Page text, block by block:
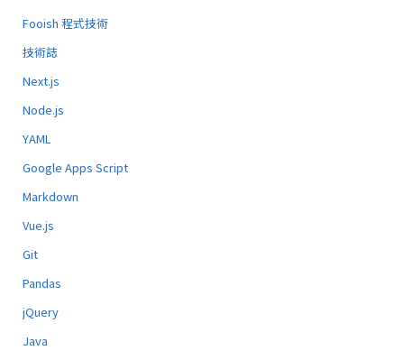
Fooish 程式技術
技術誌
Next.js
Node.js
YAML
Google Apps Script
Markdown
Vue.js
Git
Pandas
jQuery
Java